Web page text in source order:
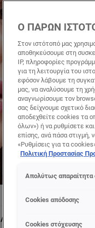
Λεπτομέρειες προϊόντος
Ο ΠΑΡΩΝ
Στον ιστότοπό μας
αποθηκεύσουμε στη
IP, πληροφορίες
για τη λειτουργία του
εφόσον λάβουμε τη
μας, να αναλύσουμε τη
αναγνωρίσουμε τον
σας δείχνουμε σχετικό
αποδεχθείτε cookies τα
όλων») ή να ρυθμίσετε
επίσης, ανά πάσα στιγμή,
«Ρυθμίσεις για τα
Πολιτική Προστασίας
Απολύτως απαραίτητα
Cookies απόδοσης
Cookies στόχευσης